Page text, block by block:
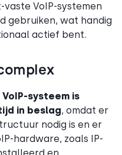
VoIP-systemen
gebruiken, wat handig
actief bent.
systeem is
in beslag, omdat er
nodig is en er
hardware, zoals IP-